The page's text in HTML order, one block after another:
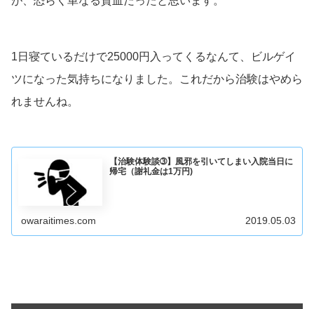
1日寝ているだけで25000円入ってくるなんて、ビルゲイ
ツになった気持ちになりました。これだから治験はやめら
れませんね。
【治験体験談➂】風邪を引いてしまい入院当日に
帰宅（謝礼金は1万円)
owaraitimes.com 2019.05.03